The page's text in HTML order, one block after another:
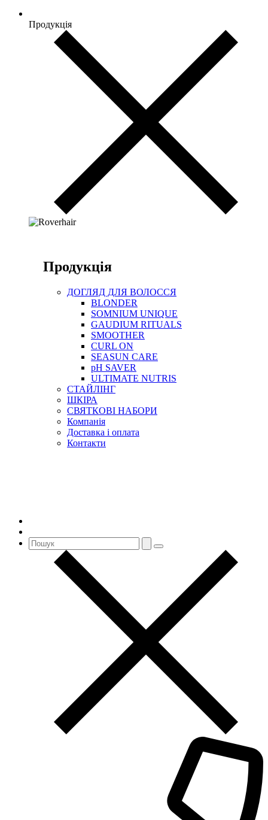
Продукція
Продукція
ДОГЛЯД ДЛЯ ВОЛОССЯ
BLONDER
SOMNIUM UNIQUE
GAUDIUM RITUALS
SMOOTHER
CURL ON
SEASUN CARE
pH SAVER
ULTIMATE NUTRIS
СТАЙЛІНГ
ШКІРА
СВЯТКОВІ НАБОРИ
Компанія
Доставка і оплата
Контакти